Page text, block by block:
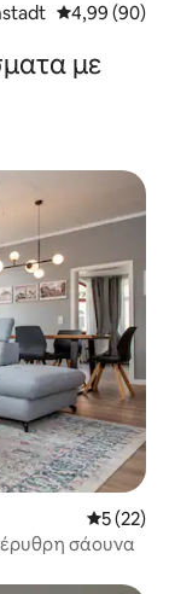
Μέση
4,99 (90)
με
Μέση
5 (22)
σάουνα